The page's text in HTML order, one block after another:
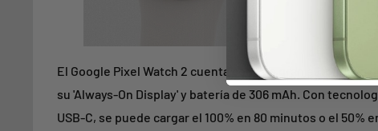
El Google Pixel Watch 2 cuenta con una gran autonomía
su 'Always-On Display' y batería de 306 mAh. Con
USB-C, se puede cargar el 100% en 80 minutos o el 50%